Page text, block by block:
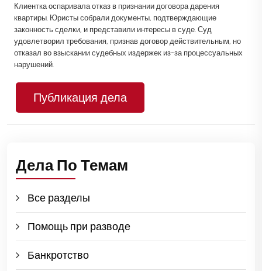
Клиентка оспаривала отказ в признании договора дарения
квартиры. Юристы собрали документы, подтверждающие
законность сделки, и представили интересы в суде. Суд
удовлетворил требования, признав договор действительным, но
отказал во взыскании судебных издержек из-за процессуальных
нарушений.
Публикация дела
Дела По Темам
Все разделы
Помощь при разводе
Банкротство